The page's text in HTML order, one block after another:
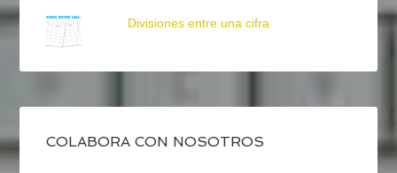
Divisiones entre una cifra
COLABORA CON NOSOTROS